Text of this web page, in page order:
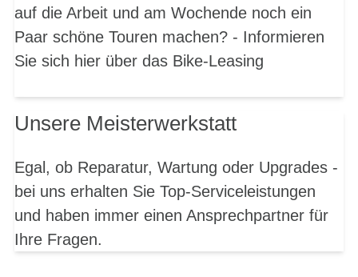
auf die Arbeit und am Wochende noch ein
Paar schöne Touren machen? - Informieren
Sie sich hier über das Bike-Leasing
Unsere Meisterwerkstatt
Egal, ob Reparatur, Wartung oder Upgrades -
bei uns erhalten Sie Top-Serviceleistungen
und haben immer einen Ansprechpartner für
Ihre Fragen.